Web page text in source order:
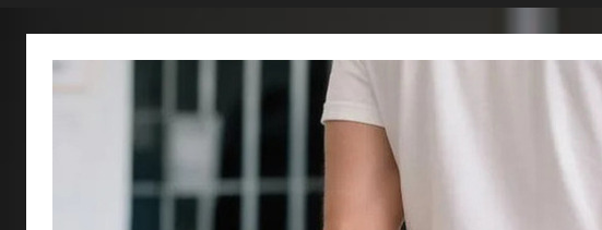
квартиры